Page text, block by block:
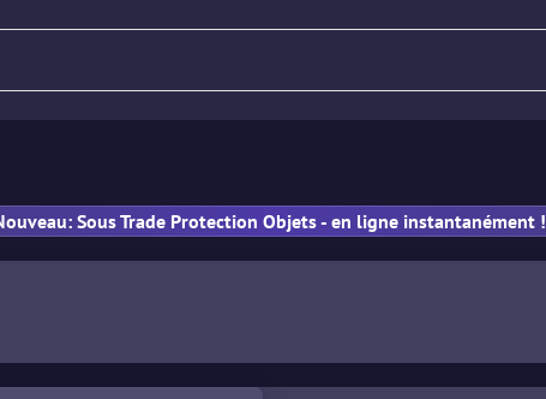
Sous Trade Protection Objets - en ligne instantanément !